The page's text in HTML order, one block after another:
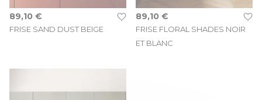
FRISE SAND DUST BEIGE
89,10 €
FRISE FLORAL SHADES NOIR
ET BLANC
89,10 €